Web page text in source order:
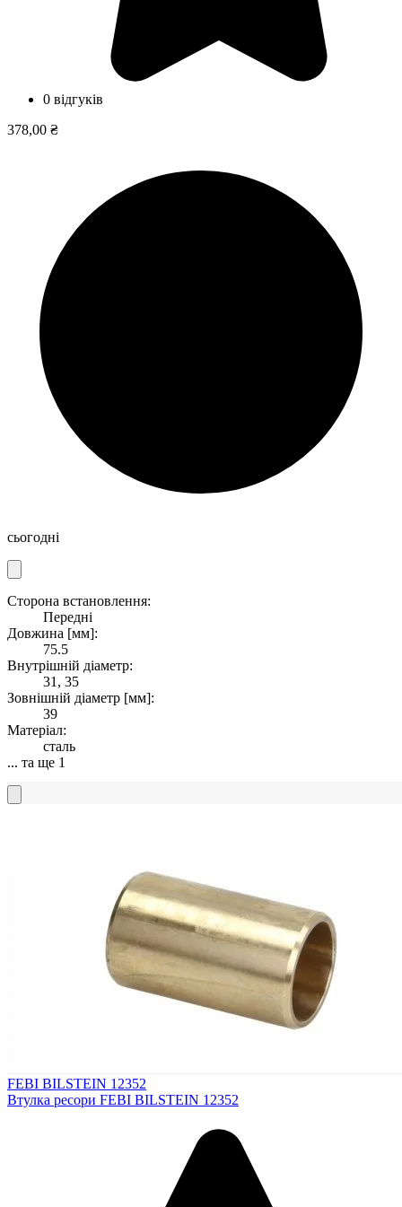
0 відгуків
378,00 ₴
сьогодні
Сторона встановлення:
Передні
Довжина [мм]:
75.5
Внутрішній діаметр:
31, 35
Зовнішній діаметр [мм]:
39
Матеріал:
сталь
... та ще 1
FEBI BILSTEIN 12352
Втулка ресори FEBI BILSTEIN 12352